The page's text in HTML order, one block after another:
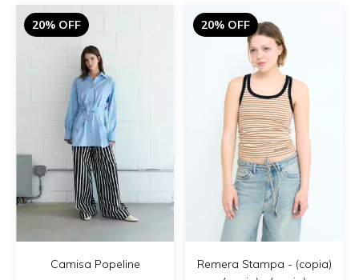
20% OFF
Camisa Popeline
20% OFF
Remera Stampa - (copia)